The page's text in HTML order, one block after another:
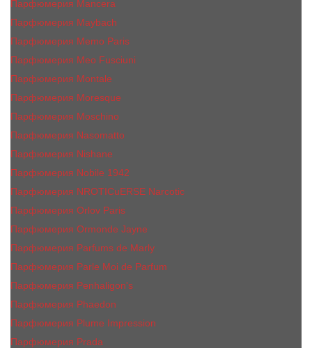
Парфюмерия Mancera
Парфюмерия Maybach
Парфюмерия Memo Paris
Парфюмерия Meo Fusciuni
Парфюмерия Montale
Парфюмерия Moresque
Парфюмерия Moschino
Парфюмерия Nasomatto
Парфюмерия Nishane
Парфюмерия Nobile 1942
Парфюмерия NROTICuERSE Narcotic
Парфюмерия Orlov Paris
Парфюмерия Ormonde Jayne
Парфюмерия Parfums de Marly
Парфюмерия Parle Moi de Parfum
Парфюмерия Penhaligon's
Парфюмерия Phaedon
Парфюмерия Plume Impression
Парфюмерия Prada